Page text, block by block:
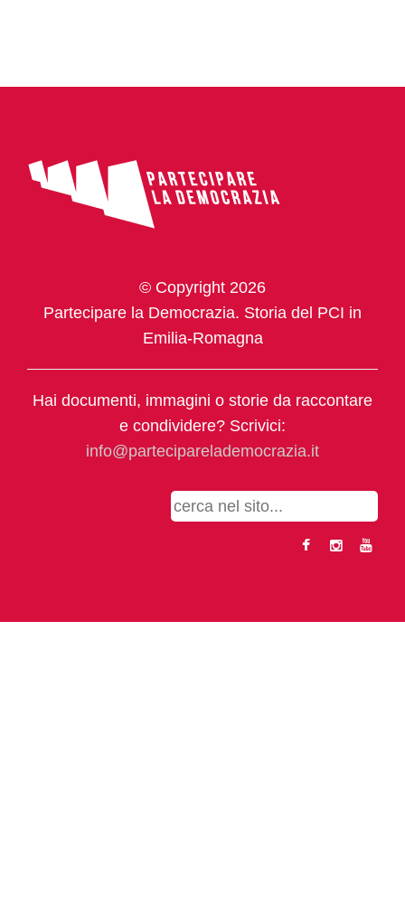
© Copyright 2026
Partecipare la Democrazia. Storia del PCI in
Emilia-Romagna
Hai documenti, immagini o storie da raccontare
e condividere? Scrivici:
info@parteciparelademocrazia.it